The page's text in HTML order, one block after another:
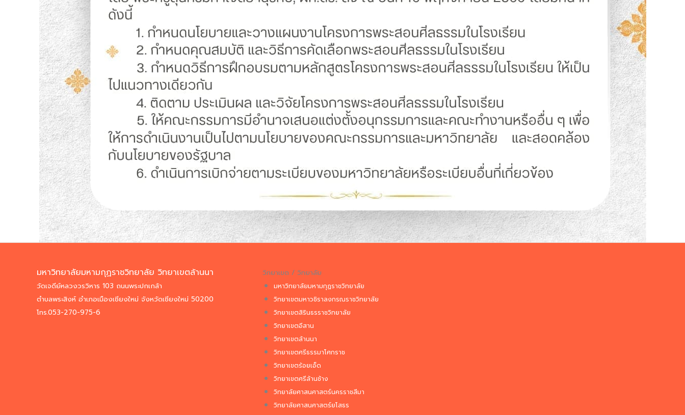
มหาวิทยาลัยมหามกุฏราชวิทยาลัย วิทยาเขตล้านนา
วัดเจดีย์หลวงวรวิหาร 103 ถนนพระปกเกล้า
ตำบลพระสิงห์ อำเภอเมืองเชียงใหม่ จังหวัดเชียงใหม่ 50200
โทร.053-270-975-6
วิทยาเขต / วิทยาลัย
มหาวิทยาลัยมหามกุฏราชวิทยาลัย
วิทยาเขตมหาวชิราลงกรณราชวิทยาลัย
วิทยาเขตสิรินธรราชวิทยาลัย
วิทยาเขตอีสาน
วิทยาเขตล้านนา
วิทยาเขตศรีธรรมาโศกราช
วิทยาเขตร้อยเอ็ด
วิทยาเขตศรีล้านช้าง
วิทยาลัยศาสนศาสตร์นครราชสีมา
วิทยาลัยศาสนศาสตร์ยโสธร